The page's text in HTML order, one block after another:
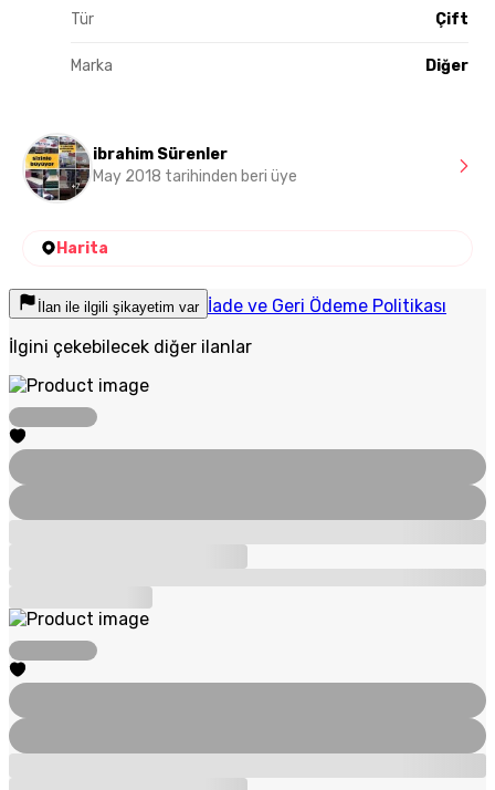
Tür Çift
Marka Diğer
ibrahim Sürenler
May 2018 tarihinden beri üye
Harita
İlan ile ilgili şikayetim var İade ve Geri Ödeme Politikası
İlgini çekebilecek diğer ilanlar